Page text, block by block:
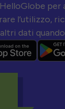
per
l’utilizzo,
dati